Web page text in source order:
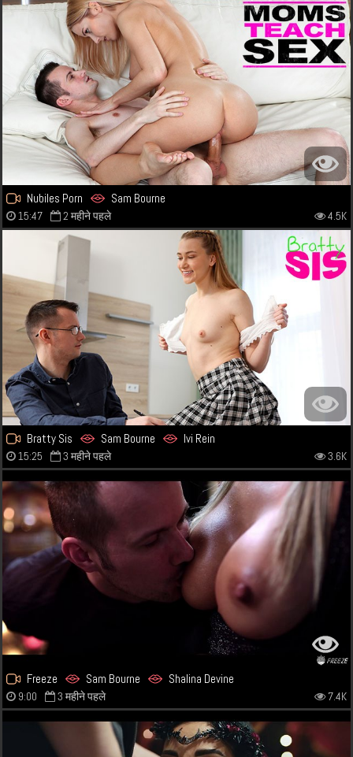
Nubiles Porn Sam Bourne
15:47 2 महीने पहले 4.5K
Bratty Sis Sam Bourne Ivi Rein
15:25 3 महीने पहले 3.6K
Freeze Sam Bourne Shalina Devine
9:00 3 महीने पहले 7.4K